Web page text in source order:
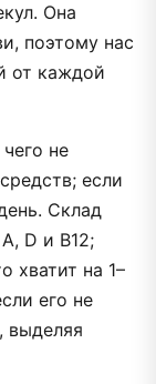
Она
поэтому нас
от каждой
не
если
Склад
D и B12;
хватит на 1–
его не
выделяя